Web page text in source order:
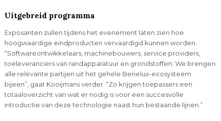
Uitgebreid programma
Exposanten zullen tijdens het evenement laten zien hoe
hoogwaardige eindproducten vervaardigd kunnen worden.
“Softwareontwikkelaars, machinebouwers, service providers,
toeleveranciers van randapparatuur en grondstoffen: We brengen
alle relevante partijen uit het gehele Benelux-ecosysteem
bijeen”, gaat Kooijmans verder. “Zo krijgen toepassers een
totaaloverzicht van wat er nodig is voor een succesvolle
introductie van deze technologie naast hun bestaande lijnen.”